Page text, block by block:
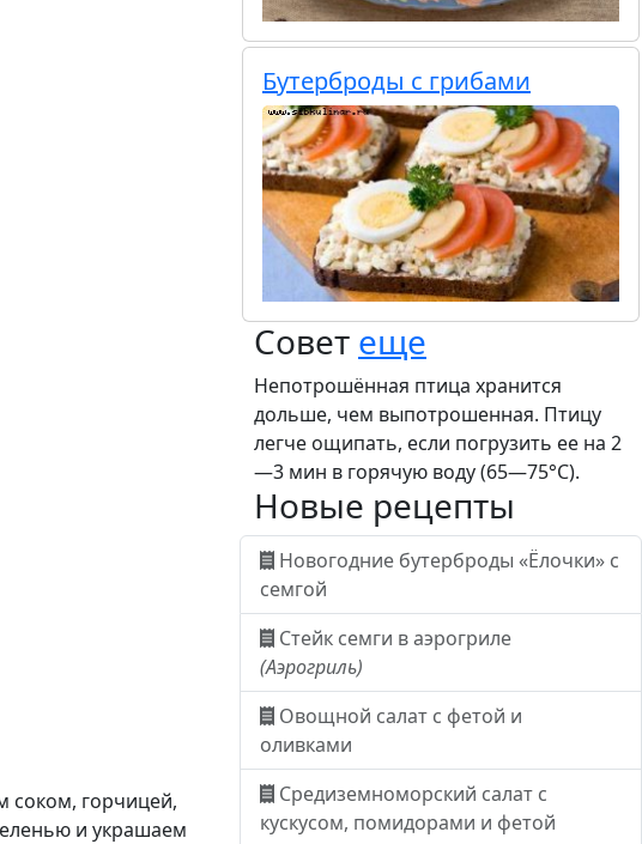
соком, горчицей,
и украшаем
Бутерброды с грибами
Совет еще
Непотрошённая птица хранится
дольше, чем выпотрошенная. Птицу
легче ощипать, если погрузить ее на 2
—3 мин в горячую воду (65—75°С).
Новые рецепты
Новогодние бутерброды «Ёлочки» с
семгой
Стейк семги в аэрогриле
(Аэрогриль)
Овощной салат с фетой и
оливками
Средиземноморский салат с
кускусом, помидорами и фетой